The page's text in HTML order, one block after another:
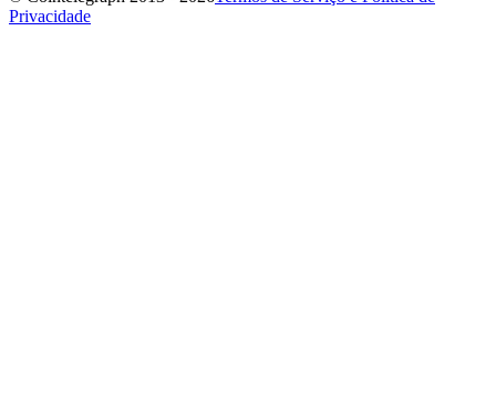
Privacidade